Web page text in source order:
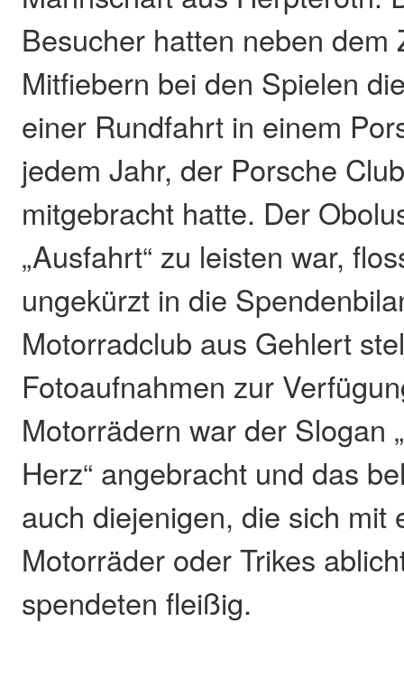
Besucher hatten neben dem
Mitfiebern bei den Spielen
einer Rundfahrt in einem
jedem Jahr, der Porsche
mitgebracht hatte. Der
„Ausfahrt“ zu leisten war,
ungekürzt in die
Motorradclub aus Gehlert
Fotoaufnahmen zur
Motorrädern war der Slogan
Herz“ angebracht und das
auch diejenigen, die sich mit
Motorräder oder Trikes
spendeten fleißig.